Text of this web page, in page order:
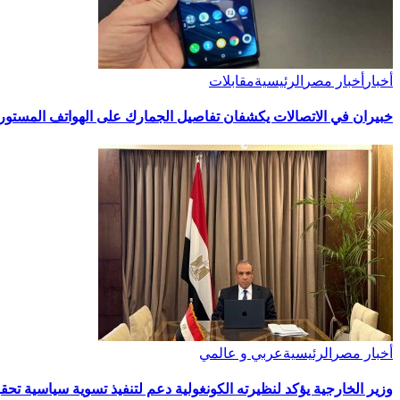
أخبار أخبار مصر الرئيسيةمقابلات
خبيران في الاتصالات يكشفان تفاصيل الجمارك على الهواتف
أخبار مصر الرئيسيةعربي و عالمي
وزير الخارجية يؤكد لنظيرته الكونغولية دعم لتنفيذ تسوية سياسية